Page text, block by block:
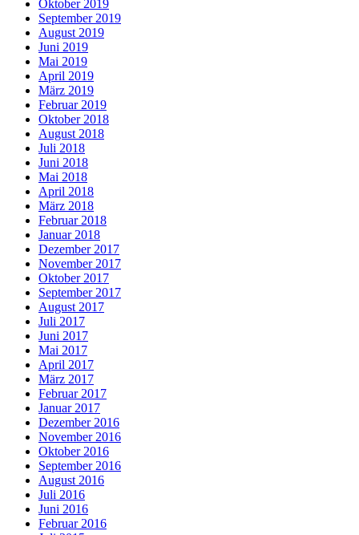
Oktober 2019
September 2019
August 2019
Juni 2019
Mai 2019
April 2019
März 2019
Februar 2019
Oktober 2018
August 2018
Juli 2018
Juni 2018
Mai 2018
April 2018
März 2018
Februar 2018
Januar 2018
Dezember 2017
November 2017
Oktober 2017
September 2017
August 2017
Juli 2017
Juni 2017
Mai 2017
April 2017
März 2017
Februar 2017
Januar 2017
Dezember 2016
November 2016
Oktober 2016
September 2016
August 2016
Juli 2016
Juni 2016
Februar 2016